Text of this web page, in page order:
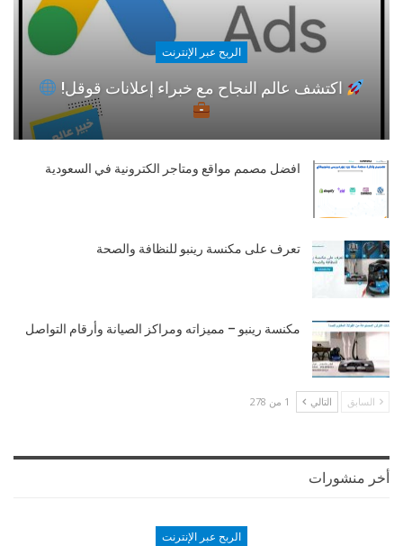
الربح عبر الإنترنت
اكتشف عالم النجاح مع خبراء إعلانات قوقل!
افضل مصمم مواقع ومتاجر الكترونية في السعودية
تعرف على مكنسة رينبو للنظافة والصحة
مكنسة رينبو – مميزاته ومراكز الصيانة وأرقام التواصل
السابق التالي 1 من 278
أخر منشورات
الربح عبر الإنترنت